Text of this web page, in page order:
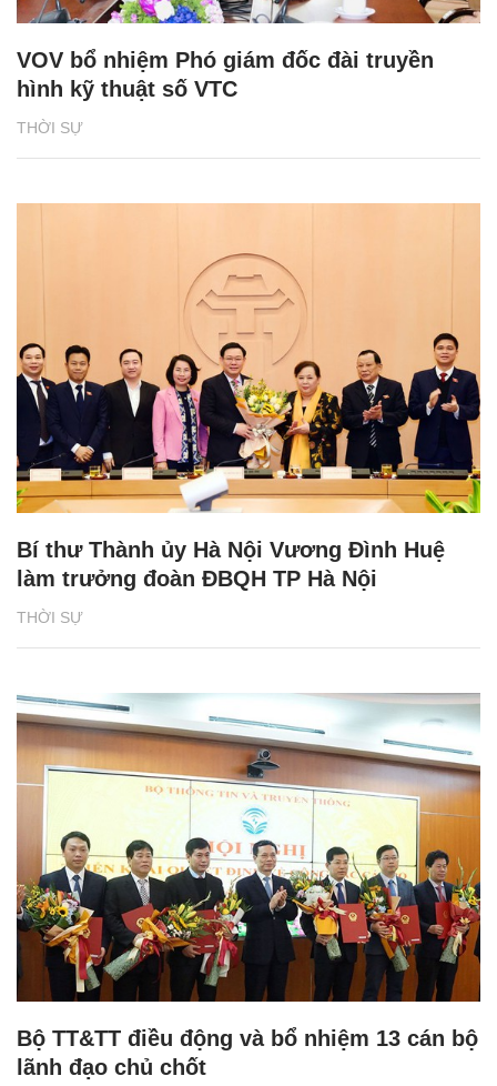
THỜI SỰ
VOV bổ nhiệm Phó giám đốc đài truyền
hình kỹ thuật số VTC
THỜI SỰ
Bí thư Thành ủy Hà Nội Vương Đình Huệ
làm trưởng đoàn ĐBQH TP Hà Nội
Bộ TT&TT điều động và bổ nhiệm 13 cán bộ
lãnh đạo chủ chốt